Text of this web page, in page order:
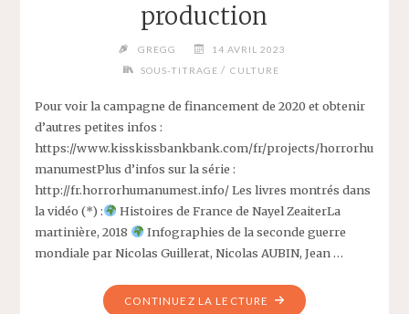
production
GREGG
14 AVRIL 2023
SOUS-TITRAGE / CULTURE
Pour voir la campagne de financement de 2020 et obtenir
d’autres petites infos :
https://www.kisskissbankbank.com/fr/projects/horrorhu
manumestPlus d’infos sur la série :
http://fr.horrorhumanumest.info/ Les livres montrés dans
la vidéo (*) :
Histoires de France de Nayel ZeaiterLa
martinière, 2018
Infographies de la seconde guerre
mondiale par Nicolas Guillerat, Nicolas AUBIN, Jean …
CONTINUEZ LA LECTURE
"HORROR